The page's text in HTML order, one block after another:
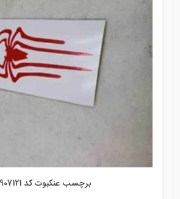
برچسب عنکبوت کد 6907121